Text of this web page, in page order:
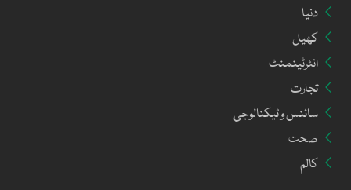
دنیا
کھیل
انٹرٹینمنٹ
تجارت
سائنس و ٹیکنالوجی
صحت
کالم